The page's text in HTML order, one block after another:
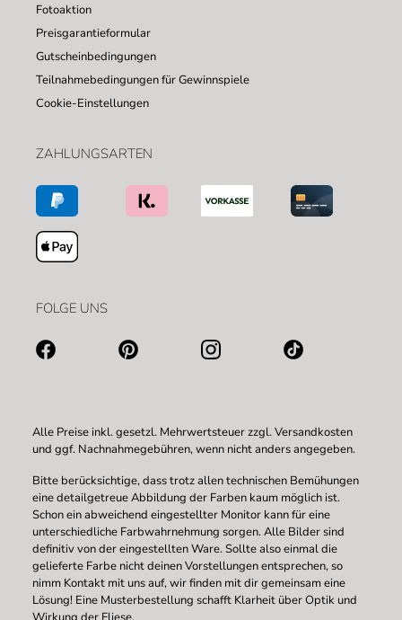
Fotoaktion
Preisgarantieformular
Gutscheinbedingungen
Teilnahmebedingungen für Gewinnspiele
Cookie-Einstellungen
ZAHLUNGSARTEN
FOLGE UNS
Alle Preise inkl. gesetzl. Mehrwertsteuer zzgl.Versandkosten
und ggf. Nachnahmegebühren, wenn nicht anders angegeben.
Bitte berücksichtige, dass trotz allen technischen Bemühungen
eine detailgetreue Abbildung der Farben kaum möglich ist.
Schon ein abweichend eingestellter Monitor kann für eine
unterschiedliche Farbwahrnehmung sorgen. Alle Bilder sind
definitiv von der eingestellten Ware. Sollte also einmal die
gelieferte Farbe nicht deinen Vorstellungen entsprechen, so
nimm Kontakt mit uns auf, wir finden mit dir gemeinsam eine
Lösung! Eine Musterbestellung schafft Klarheit über Optik und